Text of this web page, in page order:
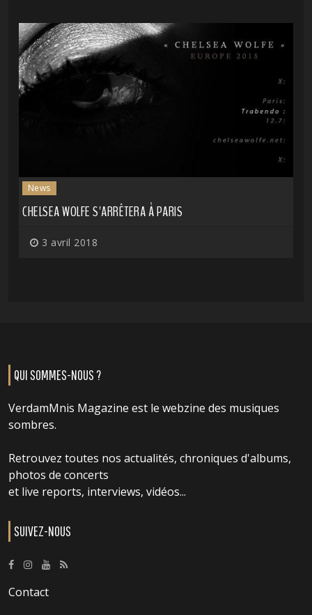
News
CHELSEA WOLFE S'ARRÊTERA À PARIS
3 avril 2018
QUI SOMMES-NOUS ?
VerdamMnis Magazine est le webzine des musiques
sombres.
Retrouvez toutes nos actualités, chroniques d'albums,
photos de concerts
et live reports, interviews, vidéos...
SUIVEZ-NOUS
Contact